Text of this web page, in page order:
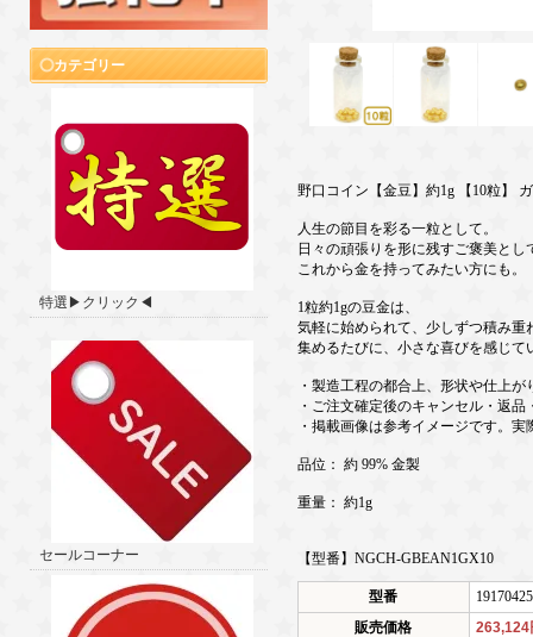
カテゴリー
特選▶クリック◀
セールコーナー
野口コイン【金豆】約1g 【10粒】
人生の節目を彩る一粒として。
日々の頑張りを形に残すご褒美とし
これから金を持ってみたい方にも。
1粒約1gの豆金は、
気軽に始められて、少しずつ積み重
集めるたびに、小さな喜びを感じて
・製造工程の都合上、形状や仕上
・ご注文確定後のキャンセル・返
・掲載画像は参考イメージです。
品位： 約 99% 金製
重量： 約1g
【型番】NGCH-GBEAN1GX10
型番
販売価格
263,124